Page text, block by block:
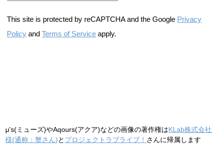
This site is protected by reCAPTCHA and the Google Privacy
Policy andTerms of Service apply.
μ's(ミューズ)やAqours(アクア)などの画像の著作権はKLab株式会社
様(通称：蟹さん)と プロジェクトラブライブ！ さんに帰属します